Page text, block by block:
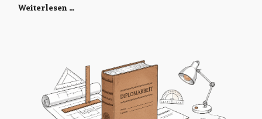
Weiterlesen …